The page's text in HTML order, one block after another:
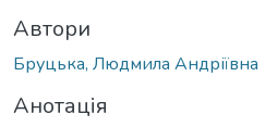
Автори
Бруцька, Людмила Андріївна
Анотація